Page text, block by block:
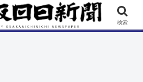
連載 街ネタ イベント
検索